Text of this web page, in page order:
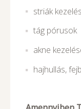
striák
tág pórusok
akne
hajhullás,